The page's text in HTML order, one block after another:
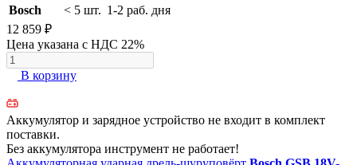
Bosch
< 5 шт. 1-2 раб. дня
12 859 ₽
Цена указана с НДС 22%
В корзину
Аккумулятор и зарядное устройство не входит в комплект
поставки.
Без аккумулятора инструмент не работает!